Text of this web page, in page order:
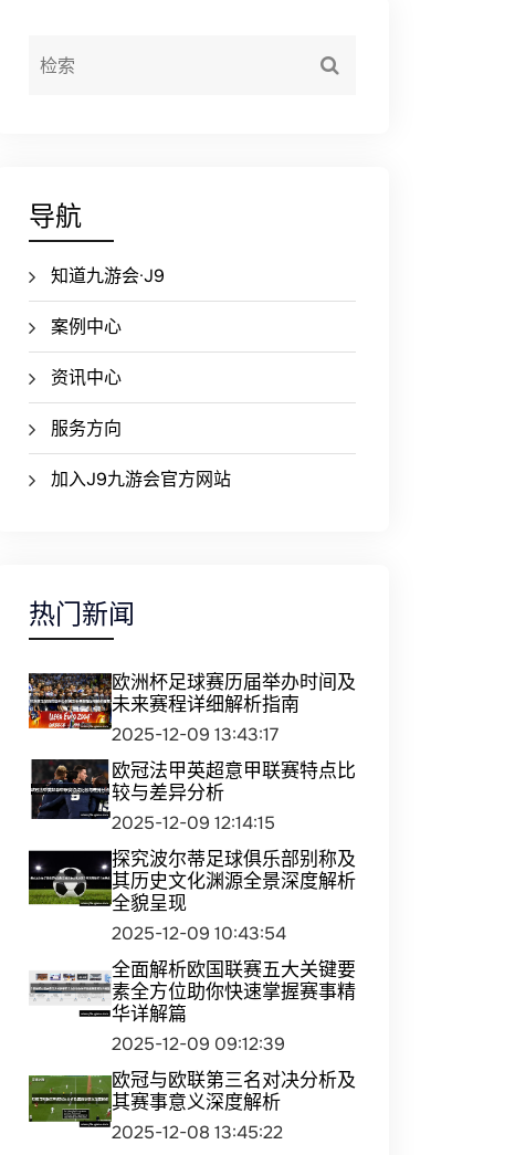
导航
知道九游会·J9
案例中心
资讯中心
服务方向
加入J9九游会官方网站
热门新闻
欧洲杯足球赛历届举办时间及
未来赛程详细解析指南
2025-12-09 13:43:17
欧冠法甲英超意甲联赛特点比
较与差异分析
2025-12-09 12:14:15
探究波尔蒂足球俱乐部别称及
其历史文化渊源全景深度解析
全貌呈现
2025-12-09 10:43:54
全面解析欧国联赛五大关键要
素全方位助你快速掌握赛事精
华详解篇
2025-12-09 09:12:39
欧冠与欧联第三名对决分析及
其赛事意义深度解析
2025-12-08 13:45:22